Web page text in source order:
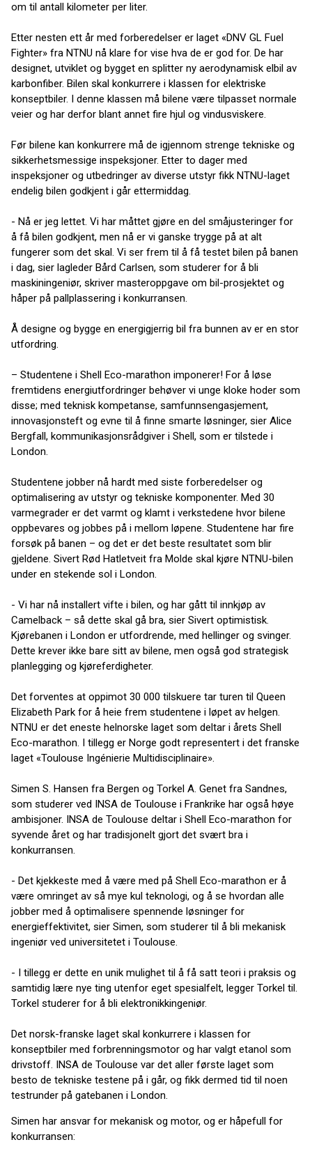
om til antall kilometer per liter.
Etter nesten ett år med forberedelser er laget «DNV GL Fuel
Fighter» fra NTNU nå klare for vise hva de er god for. De har
designet, utviklet og bygget en splitter ny aerodynamisk elbil av
karbonfiber. Bilen skal konkurrere i klassen for elektriske
konseptbiler. I denne klassen må bilene være tilpasset normale
veier og har derfor blant annet fire hjul og vindusviskere.
Før bilene kan konkurrere må de igjennom strenge tekniske og
sikkerhetsmessige inspeksjoner. Etter to dager med
inspeksjoner og utbedringer av diverse utstyr fikk NTNU-laget
endelig bilen godkjent i går ettermiddag.
- Nå er jeg lettet. Vi har måttet gjøre en del småjusteringer for
å få bilen godkjent, men nå er vi ganske trygge på at alt
fungerer som det skal. Vi ser frem til å få testet bilen på banen
i dag, sier lagleder Bård Carlsen, som studerer for å bli
maskiningeniør, skriver masteroppgave om bil-prosjektet og
håper på pallplassering i konkurransen.
Å designe og bygge en energigjerrig bil fra bunnen av er en stor
utfordring.
– Studentene i Shell Eco-marathon imponerer! For å løse
fremtidens energiutfordringer behøver vi unge kloke hoder som
disse; med teknisk kompetanse, samfunnsengasjement,
innovasjonsteft og evne til å finne smarte løsninger, sier Alice
Bergfall, kommunikasjonsrådgiver i Shell, som er tilstede i
London.
Studentene jobber nå hardt med siste forberedelser og
optimalisering av utstyr og tekniske komponenter. Med 30
varmegrader er det varmt og klamt i verkstedene hvor bilene
oppbevares og jobbes på i mellom løpene. Studentene har fire
forsøk på banen – og det er det beste resultatet som blir
gjeldene. Sivert Rød Hatletveit fra Molde skal kjøre NTNU-bilen
under en stekende sol i London.
- Vi har nå installert vifte i bilen, og har gått til innkjøp av
Camelback – så dette skal gå bra, sier Sivert optimistisk.
Kjørebanen i London er utfordrende, med hellinger og svinger.
Dette krever ikke bare sitt av bilene, men også god strategisk
planlegging og kjøreferdigheter.
Det forventes at oppimot 30 000 tilskuere tar turen til Queen
Elizabeth Park for å heie frem studentene i løpet av helgen.
NTNU er det eneste helnorske laget som deltar i årets Shell
Eco-marathon. I tillegg er Norge godt representert i det franske
laget «Toulouse Ingénierie Multidisciplinaire».
Simen S. Hansen fra Bergen og Torkel A. Genet fra Sandnes,
som studerer ved INSA de Toulouse i Frankrike har også høye
ambisjoner. INSA de Toulouse deltar i Shell Eco-marathon for
syvende året og har tradisjonelt gjort det svært bra i
konkurransen.
- Det kjekkeste med å være med på Shell Eco-marathon er å
være omringet av så mye kul teknologi, og å se hvordan alle
jobber med å optimalisere spennende løsninger for
energieffektivitet, sier Simen, som studerer til å bli mekanisk
ingeniør ved universitetet i Toulouse.
- I tillegg er dette en unik mulighet til å få satt teori i praksis og
samtidig lære nye ting utenfor eget spesialfelt, legger Torkel til.
Torkel studerer for å bli elektronikkingeniør.
Det norsk-franske laget skal konkurrere i klassen for
konseptbiler med forbrenningsmotor og har valgt etanol som
drivstoff. INSA de Toulouse var det aller første laget som
besto de tekniske testene på i går, og fikk dermed tid til noen
testrunder på gatebanen i London.
Simen har ansvar for mekanisk og motor, og er håpefull for
konkurransen: